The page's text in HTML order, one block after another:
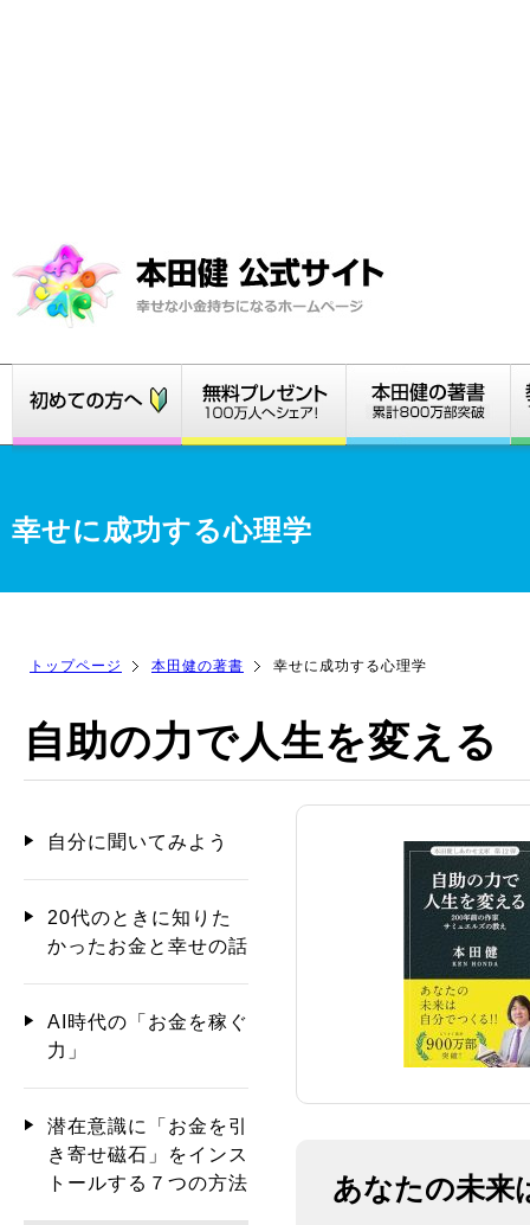
幸せに成功する心理学
トップページ 本田健の著書 幸せに成功する心理学
自助の力で人生を変える
あなたの未来
自分に聞いてみよう
20代のときに知りた
かったお金と幸せの話
AI時代の「お金を稼ぐ
力」
潜在意識に「お金を引
き寄せ磁石」をインス
トールする７つの方法